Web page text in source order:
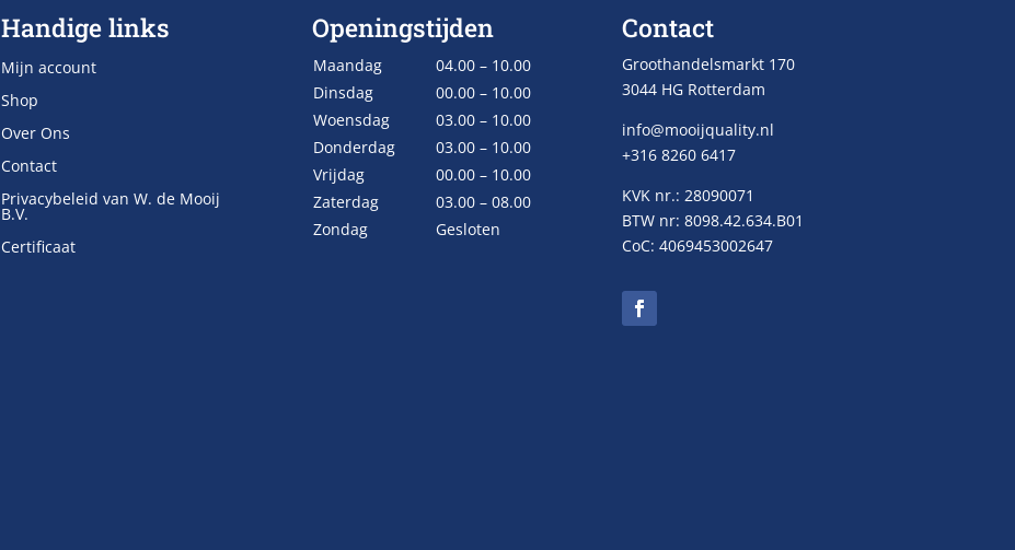
Handige links
Mijn account
Shop
Over Ons
Contact
Privacybeleid van W. de Mooij
B.V.
Certificaat
Openingstijden
Maandag
04.00 – 10.00
Dinsdag
00.00 – 10.00
Woensdag
03.00 – 10.00
Donderdag
03.00 – 10.00
Vrijdag
00.00 – 10.00
Zaterdag
03.00 – 08.00
Zondag
Gesloten
Contact
Groothandelsmarkt 170
3044 HG Rotterdam
info@mooijquality.nl
+316 8260 6417
KVK nr.: 28090071
BTW nr: 8098.42.634.B01
CoC: 4069453002647